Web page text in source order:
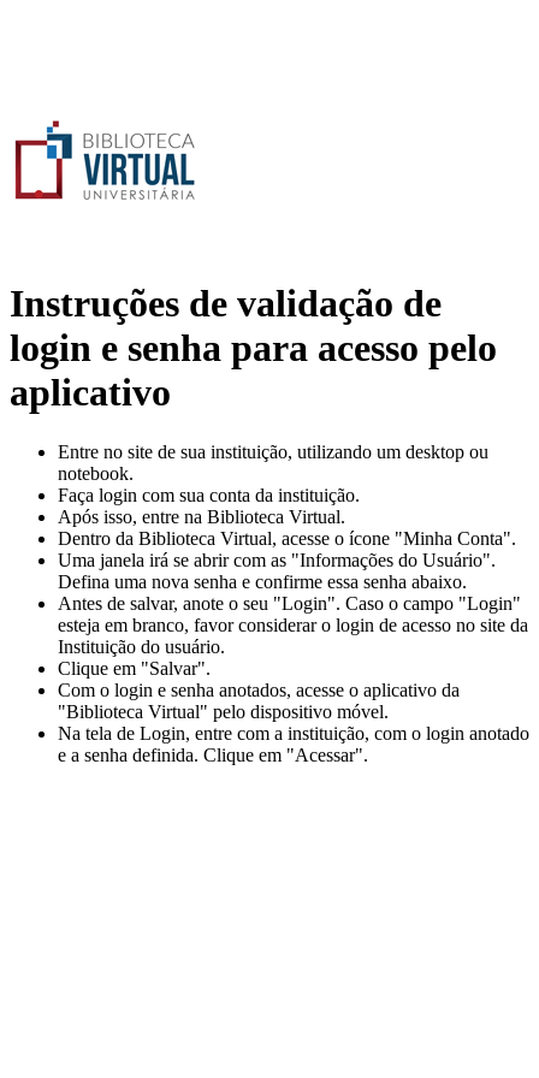
Instruções de validação de
login e senha para acesso pelo
aplicativo
Entre no site de sua instituição, utilizando um desktop ou
notebook.
Faça login com sua conta da instituição.
Após isso, entre na Biblioteca Virtual.
Dentro da Biblioteca Virtual, acesse o ícone "Minha Conta".
Uma janela irá se abrir com as "Informações do Usuário".
Defina uma nova senha e confirme essa senha abaixo.
Antes de salvar, anote o seu "Login". Caso o campo "Login"
esteja em branco, favor considerar o login de acesso no site da
Instituição do usuário.
Clique em "Salvar".
Com o login e senha anotados, acesse o aplicativo da
"Biblioteca Virtual" pelo dispositivo móvel.
Na tela de Login, entre com a instituição, com o login anotado
e a senha definida. Clique em "Acessar".